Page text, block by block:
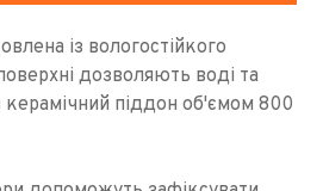
​​із вологостійкого
дозволяють воді та
керамічний піддон об'ємом 800